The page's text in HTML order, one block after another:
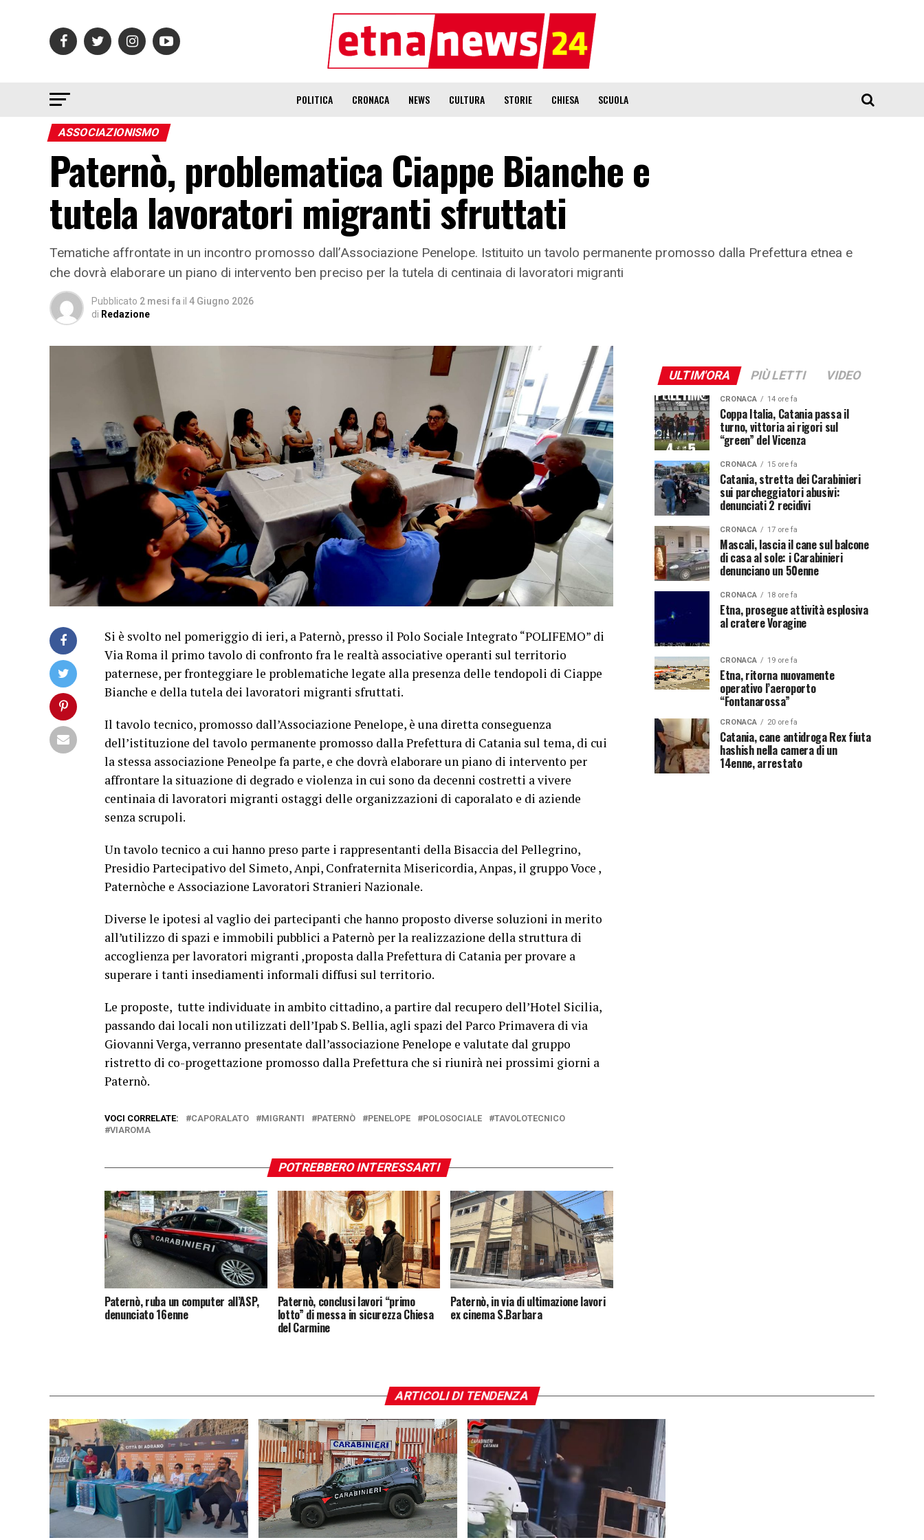
POLITICA CRONACA NEWS CULTURA STORIE CHIESA SCUOLA
ASSOCIAZIONISMO
Paternò, problematica Ciappe Bianche e
tutela lavoratori migranti sfruttati
Tematiche affrontate in un incontro promosso dall’Associazione Penelope. Istituito un tavolo permanente promosso dalla Prefettura etnea e
che dovrà elaborare un piano di intervento ben preciso per la tutela di centinaia di lavoratori migranti
Pubblicato 2 mesi fa il 4 Giugno 2026
di Redazione
Si è svolto nel pomeriggio di ieri, a Paternò, presso il Polo Sociale Integrato “POLIFEMO” di
Via Roma il primo tavolo di confronto fra le realtà associative operanti sul territorio
paternese, per fronteggiare le problematiche legate alla presenza delle tendopoli di Ciappe
Bianche e della tutela dei lavoratori migranti sfruttati.
Il tavolo tecnico, promosso dall’Associazione Penelope, è una diretta conseguenza
dell’istituzione del tavolo permanente promosso dalla Prefettura di Catania sul tema, di cui
la stessa associazione Peneolpe fa parte, e che dovrà elaborare un piano di intervento per
affrontare la situazione di degrado e violenza in cui sono da decenni costretti a vivere
centinaia di lavoratori migranti ostaggi delle organizzazioni di caporalato e di aziende
senza scrupoli.
Un tavolo tecnico a cui hanno preso parte i rappresentanti della Bisaccia del Pellegrino,
Presidio Partecipativo del Simeto, Anpi, Confraternita Misericordia, Anpas, il gruppo Voce ,
Paternòche e Associazione Lavoratori Stranieri Nazionale.
Diverse le ipotesi al vaglio dei partecipanti che hanno proposto diverse soluzioni in merito
all’utilizzo di spazi e immobili pubblici a Paternò per la realizzazione della struttura di
accoglienza per lavoratori migranti ,proposta dalla Prefettura di Catania per provare a
superare i tanti insediamenti informali diffusi sul territorio.
Le proposte, tutte individuate in ambito cittadino, a partire dal recupero dell’Hotel Sicilia,
passando dai locali non utilizzati dell’Ipab S. Bellia, agli spazi del Parco Primavera di via
Giovanni Verga, verranno presentate dall’associazione Penelope e valutate dal gruppo
ristretto di co-progettazione promosso dalla Prefettura che si riunirà nei prossimi giorni a
Paternò.
VOCI CORRELATE: CAPORALATO MIGRANTI PATERNÒ PENELOPE POLOSOCIALE
TAVOLOTECNICO
VIAROMA
POTREBBERO INTERESSARTI
Paternò, ruba un computer all’ASP,
denunciato 16enne
Paternò, conclusi lavori “primo
lotto” di messa in sicurezza Chiesa
del Carmine
Paternò, in via di ultimazione lavori
ex cinema S.Barbara
ULTIM'ORA PIÙ LETTI VIDEO
CRONACA 14 ore fa
Coppa Italia, Catania passa il
turno, vittoria ai rigori sul
“green” del Vicenza
CRONACA 15 ore fa
Catania, stretta dei Carabinieri
sui parcheggiatori abusivi:
denunciati 2 recidivi
CRONACA 17 ore fa
Mascali, lascia il cane sul balcone
di casa al sole: i Carabinieri
denunciano un 50enne
CRONACA 18 ore fa
Etna, prosegue attività esplosiva
al cratere Voragine
CRONACA 19 ore fa
Etna, ritorna nuovamente
operativo l’aeroporto
“Fontanarossa”
CRONACA 20 ore fa
Catania, cane antidroga Rex fiuta
hashish nella camera di un
14enne, arrestato
ARTICOLI DI TENDENZA